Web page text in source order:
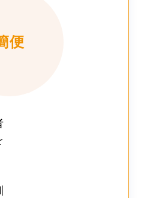
便